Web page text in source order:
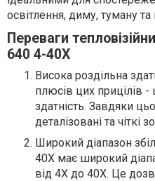
освітлення, диму, туману та
Переваги
640 4-40X
Висока роздільна
плюсів цих прицілів -
здатність. Завдяки
деталізовані та чіткі
Широкий діапазон
40X має широкий
від 4X до 40X. Це